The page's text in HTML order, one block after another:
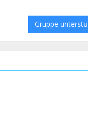
Gruppe